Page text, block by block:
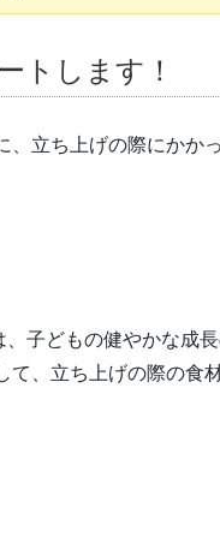
トします！
立ち上げの際にかか
子どもの健やかな成
て、立ち上げの際の食